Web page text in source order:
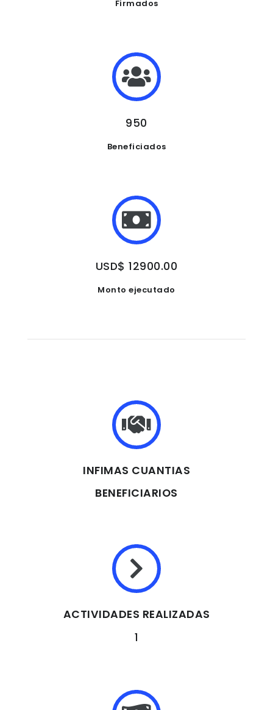
Firmados
950
Beneficiados
USD$ 12900.00
Monto ejecutado
INFIMAS CUANTIAS
BENEFICIARIOS
ACTIVIDADES REALIZADAS
1